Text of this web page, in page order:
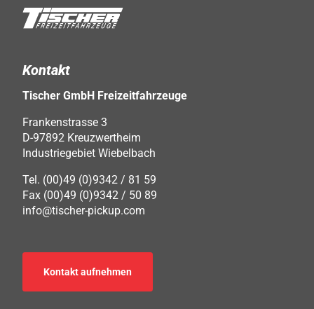
Kontakt
Tischer GmbH Freizeitfahrzeuge
Frankenstrasse 3
D-97892 Kreuzwertheim
Industriegebiet Wiebelbach
Tel. (00)49 (0)9342 / 81 59
Fax (00)49 (0)9342 / 50 89
info@tischer-pickup.com
Kontakt aufnehmen